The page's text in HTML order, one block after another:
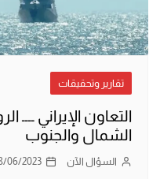
تقارير وتحقيقات
التعاون الإيراني
الشمال والجنوب
السؤال الآن 06/2023